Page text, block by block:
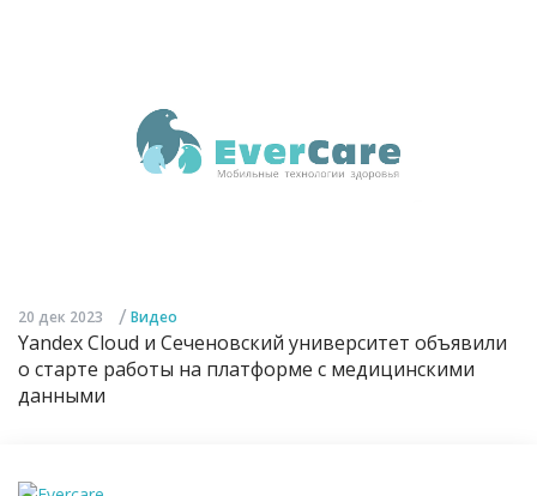
20 дек 2023 / Видео
Yandex Cloud и Сеченовский университет объявили
о старте работы на платформе с медицинскими
данными